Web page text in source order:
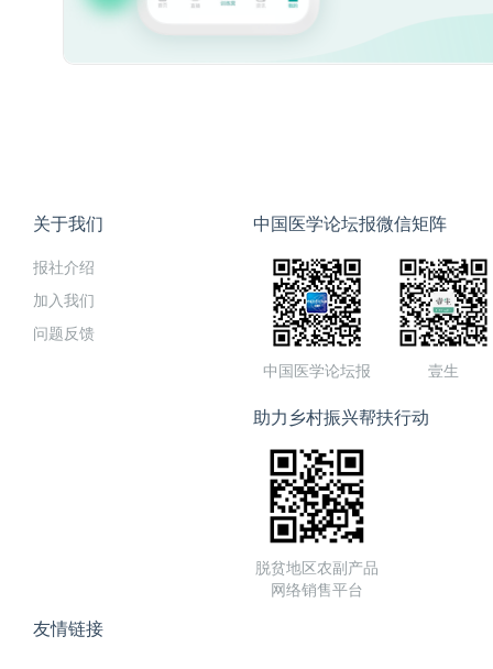
关于我们
报社介绍
加入我们
问题反馈
中国医学论坛报微信矩阵
中国医学论坛报 壹生
助力乡村振兴帮扶行动
脱贫地区农副产品
网络销售平台
友情链接